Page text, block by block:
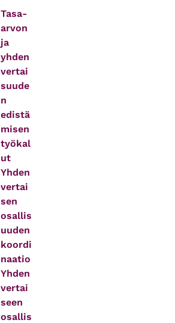
Tasa-
arvon
ja
yhden
vertai
suude
n
edistä
misen
työkal
ut
Yhden
vertai
sen
osallis
uuden
koordi
naatio
Yhden
vertai
seen
osallis